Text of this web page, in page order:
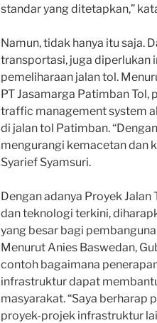
standar yang ditetapkan,”
Namun, tidak hanya itu saja.
transportasi, juga diperlukan
pemeliharaan jalan tol.
PT Jasamarga Patimban
traffic management system
di jalan tol Patimban.
mengurangi kemacetan dan
Syarief Syamsuri.
Dengan adanya Proyek
dan teknologi terkini,
yang besar bagi
Menurut Anies Baswedan,
contoh bagaimana
infrastruktur dapat
masyarakat. “Saya berharap
proyek-projek infrastruktur